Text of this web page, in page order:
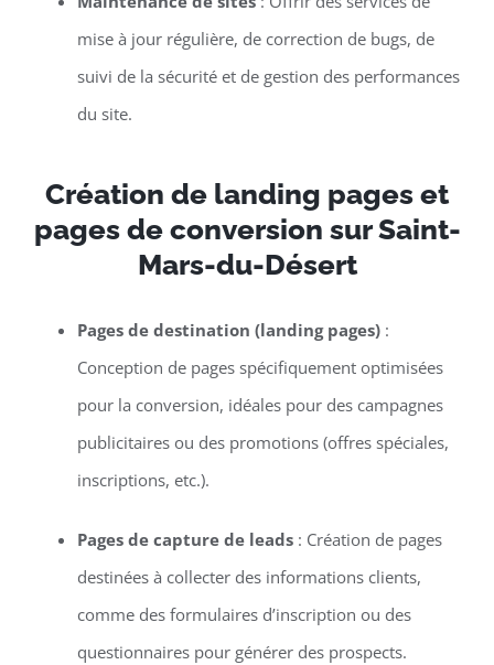
mise à jour régulière, de correction de bugs, de
suivi de la sécurité et de gestion des performances
du site.
Création de landing pages et
pages de conversion sur Saint-
Mars-du-Désert
Pages de destination (landing pages):
Conception de pages spécifiquement optimisées
pour la conversion, idéales pour des campagnes
publicitaires ou des promotions (offres spéciales,
inscriptions, etc.).
Pages de capture de leads: Création de pages
destinées à collecter des informations clients,
comme des formulaires d’inscription ou des
questionnaires pour générer des prospects.